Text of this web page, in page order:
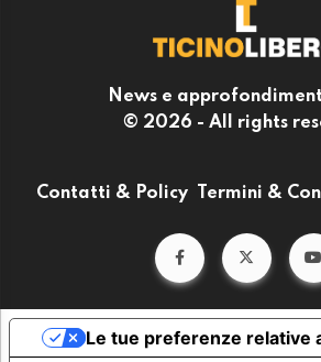
News e
© 2026 - All rights
Contatti & Policy Termini &
Le tue preferenze relative